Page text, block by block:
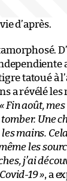
d’après.
tatoué à
a révélé les
« Fin août,
Une
mains.
les
j’ai
19 », a